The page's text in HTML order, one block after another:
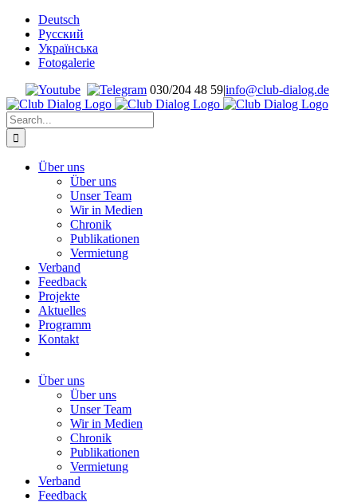
Skip
content
Deutsch
Русский
Українська
Fotogalerie
030/204 48 59|info@club-dialog.de
Search
for:
Über uns
Über uns
Unser Team
Wir in Medien
Chronik
Publikationen
Vermietung
Verband
Feedback
Projekte
Aktuelles
Programm
Kontakt
Über uns
Über uns
Unser Team
Wir in Medien
Chronik
Publikationen
Vermietung
Verband
Feedback